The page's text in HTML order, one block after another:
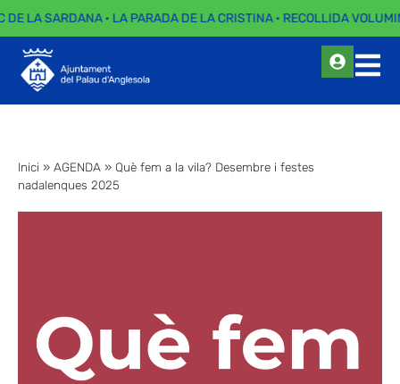
LA SARDANA · LA PARADA DE LA CRISTINA · RECOLLIDA
Inici » AGENDA » Què fem a la vila? Desembre i festes
nadalenques 2025